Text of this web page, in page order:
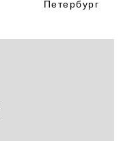
Петербург